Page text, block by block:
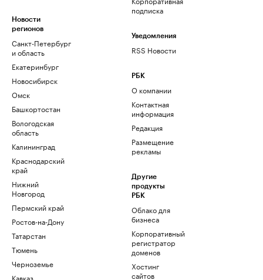
Новости
регионов
Санкт-Петербург
и область
Екатеринбург
Новосибирск
Омск
Башкортостан
Вологодская
область
Калининград
Краснодарский
край
Нижний
Новгород
Пермский край
Ростов-на-Дону
Татарстан
Тюмень
Черноземье
Кавказ
подписка
Уведомления
RSS Новости
РБК
О компании
Контактная
информация
Редакция
Размещение
рекламы
Другие
продукты
РБК
Облако для
бизнеса
Корпоративный
регистратор
доменов
Хостинг
сайтов